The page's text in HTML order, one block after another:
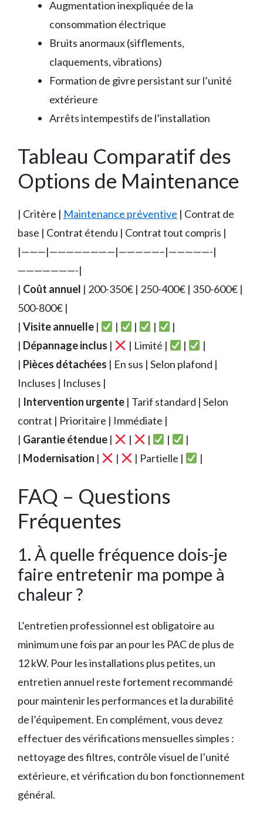
Augmentation inexpliquée de la
consommation électrique
Bruits anormaux (sifflements,
claquements, vibrations)
Formation de givre persistant sur l’unité
extérieure
Arrêts intempestifs de l’installation
Tableau Comparatif des
Options de Maintenance
| Critère | Maintenance préventive | Contrat de
base | Contrat étendu | Contrat tout compris |
|———|————————|—————–|—————-|
———————-|
| Coût annuel | 200-350€ | 250-400€ | 350-600€ |
500-800€ |
| Visite annuelle | | | |
|
| Dépannage inclus | | Limité | |
|
| Pièces détachées | En sus | Selon plafond |
Incluses | Incluses |
| Intervention urgente | Tarif standard | Selon
contrat | Prioritaire | Immédiate |
| Garantie étendue | | | |
|
| Modernisation | | | Partielle | |
FAQ – Questions
Fréquentes
1. À quelle fréquence dois-je
faire entretenir ma pompe à
chaleur ?
L’entretien professionnel est obligatoire au
minimum une fois par an pour les PAC de plus de
12 kW. Pour les installations plus petites, un
entretien annuel reste fortement recommandé
pour maintenir les performances et la durabilité
de l’équipement. En complément, vous devez
effectuer des vérifications mensuelles simples :
nettoyage des filtres, contrôle visuel de l’unité
extérieure, et vérification du bon fonctionnement
général.